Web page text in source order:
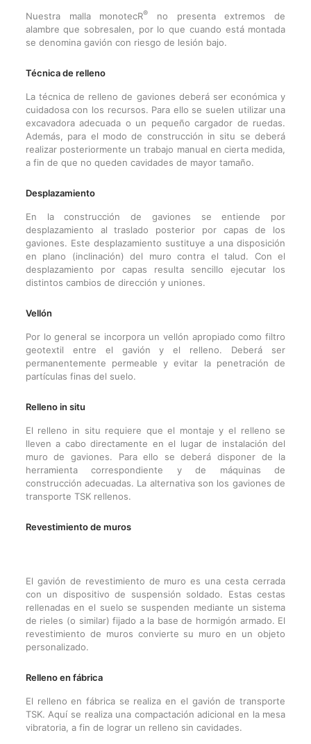
Nuestra malla monotecR®
no presenta extremos de
alambre que sobresalen, por lo que cuando está montada
se denomina gavión con riesgo de lesión bajo.
Técnica de relleno
La técnica de relleno de gaviones deberá ser económica y
cuidadosa con los recursos. Para ello se suelen utilizar una
excavadora adecuada o un pequeño cargador de ruedas.
Además, para el modo de construcción in situ se deberá
realizar posteriormente un trabajo manual en cierta medida,
a fin de que no queden cavidades de mayor tamaño.
Desplazamiento
En la construcción de gaviones se entiende por
desplazamiento al traslado posterior por capas de los
gaviones. Este desplazamiento sustituye a una disposición
en plano (inclinación) del muro contra el talud. Con el
desplazamiento por capas resulta sencillo ejecutar los
distintos cambios de dirección y uniones.
Vellón
Por lo general se incorpora un vellón apropiado como filtro
geotextil entre el gavión y el relleno. Deberá ser
permanentemente permeable y evitar la penetración de
partículas finas del suelo.
Relleno in situ
El relleno in situ requiere que el montaje y el relleno se
lleven a cabo directamente en el lugar de instalación del
muro de gaviones. Para ello se deberá disponer de la
herramienta correspondiente y de máquinas de
construcción adecuadas. La alternativa son los gaviones de
transporte TSK rellenos.
Revestimiento de muros
El gavión de revestimiento de muro es una cesta cerrada
con un dispositivo de suspensión soldado. Estas cestas
rellenadas en el suelo se suspenden mediante un sistema
de rieles (o similar) fijado a la base de hormigón armado. El
revestimiento de muros convierte su muro en un objeto
personalizado.
Relleno en fábrica
El relleno en fábrica se realiza en el gavión de transporte
TSK. Aquí se realiza una compactación adicional en la mesa
vibratoria, a fin de lograr un relleno sin cavidades.